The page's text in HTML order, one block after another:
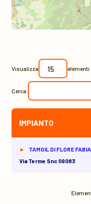
Visualizza elementi
Cerca:
IMPIANTO
TAMOIL DI FLORE
Via Terme Snc 09083